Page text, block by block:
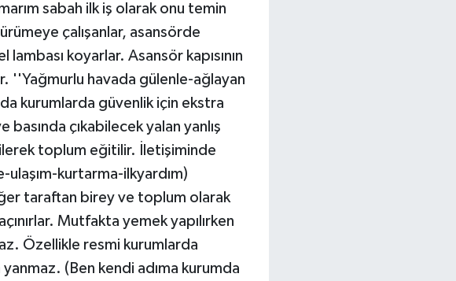
sabah ilk iş olarak onu temin
çalışanlar, asansörde
lambası koyarlar. Asansör kapısının
''Yağmurlu havada gülenle-ağlayan
kurumlarda güvenlik için ekstra
basında çıkabilecek yalan yanlış
toplum eğitilir. İletişiminde
kurtarma-ilkyardım)
taraftan birey ve toplum olarak
Mutfakta yemek yapılırken
Özellikle resmi kurumlarda
(Ben kendi adıma kurumda